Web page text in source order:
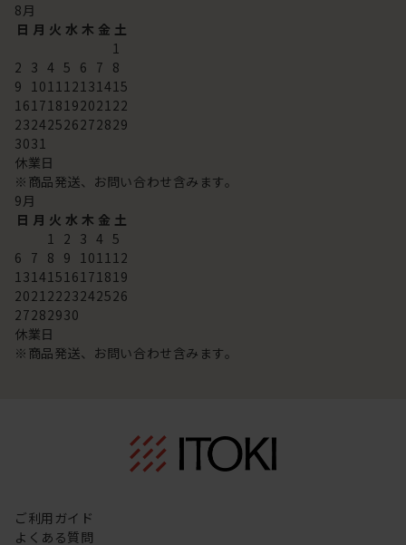
8月
日 月 火 水 木 金 土
1
2 3 4 5 6 7 8
9 101112131415
16171819202122
23242526272829
3031
休業日
※商品発送、お問い合わせ含みます。
9月
日 月 火 水 木 金 土
1 2 3 4 5
6 7 8 9 101112
13141516171819
20212223242526
27282930
休業日
※商品発送、お問い合わせ含みます。
ご利用ガイド
よくある質問